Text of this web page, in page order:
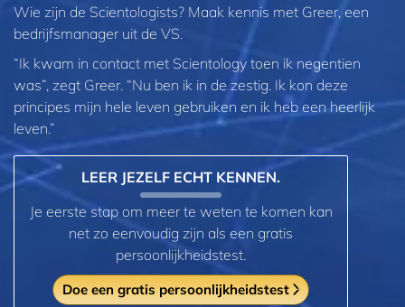
Wie zijn de Scientologists? Maak kennis met Greer, een
bedrijfsmanager uit de VS.
“Ik kwam in contact met Scientology toen ik negentien
was”, zegt Greer. “Nu ben ik in de zestig. Ik kon deze
principes mijn hele leven gebruiken en ik heb een heerlijk
leven.”
LEER JEZELF ECHT KENNEN.
Je eerste stap om meer te weten te komen kan
net zo eenvoudig zijn als een gratis
persoonlijkheidstest.
Doe een gratis persoonlijkheidstest